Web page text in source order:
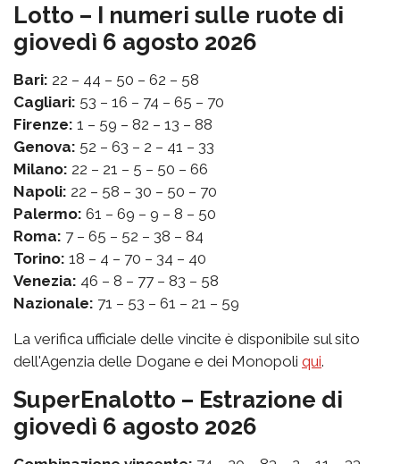
Lotto – I numeri sulle ruote di
giovedì 6 agosto 2026
Bari: 22 – 44 – 50 – 62 – 58
Cagliari: 53 – 16 – 74 – 65 – 70
Firenze: 1 – 59 – 82 – 13 – 88
Genova: 52 – 63 – 2 – 41 – 33
Milano: 22 – 21 – 5 – 50 – 66
Napoli: 22 – 58 – 30 – 50 – 70
Palermo: 61 – 69 – 9 – 8 – 50
Roma: 7 – 65 – 52 – 38 – 84
Torino: 18 – 4 – 70 – 34 – 40
Venezia: 46 – 8 – 77 – 83 – 58
Nazionale: 71 – 53 – 61 – 21 – 59
La verifica ufficiale delle vincite è disponibile sul sito
dell'Agenzia delle Dogane e dei Monopoli qui.
SuperEnalotto – Estrazione di
giovedì 6 agosto 2026